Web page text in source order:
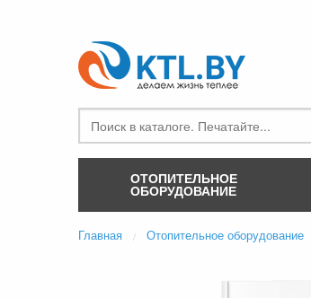
ОТОПИТЕЛЬНОЕ
ОБОРУДОВАНИЕ
Главная Отопительное оборудование